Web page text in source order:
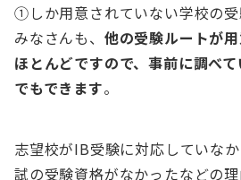
①しか用意されていない学校の
みなさんも、 他の受験ルートが
ほとんどですので、事前に調べ
でもできます。
志望校がIB受験に対応していな
試の受験資格がなかったなどの